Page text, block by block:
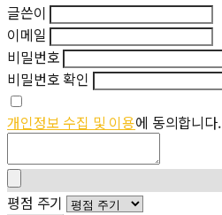
글쓴이
이메일
비밀번호
비밀번호 확인
개인정보 수집 및 이용에 동의합니다.
평점 주기